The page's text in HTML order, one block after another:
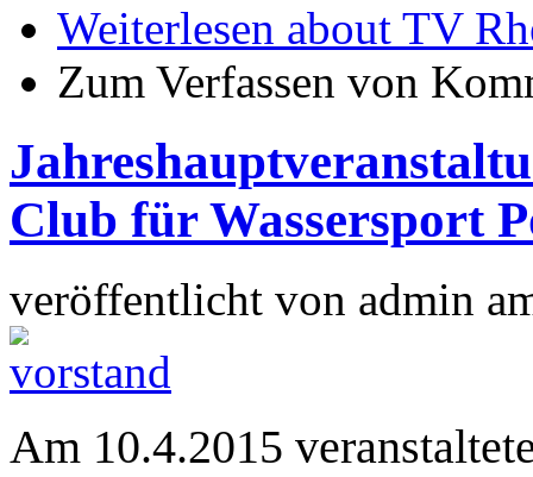
Weiterlesen about TV
Zum Verfassen von
Club für Wassersport
veröffentlicht von admin
Am 10.4.2015